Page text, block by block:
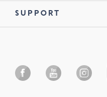
SUPPORT